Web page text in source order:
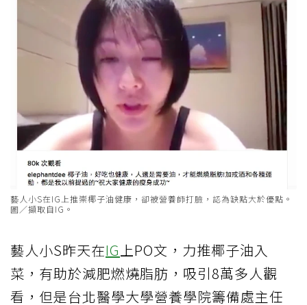
藝人小S在IG上推崇椰子油健康，卻被營養師打臉，認為缺點大於優點。
圖／擷取自IG。
藝人小S昨天在IG上PO文，力推椰子油入
菜，有助於減肥燃燒脂肪，吸引8萬多人觀
看，但是台北醫學大學營養學院籌備處主任